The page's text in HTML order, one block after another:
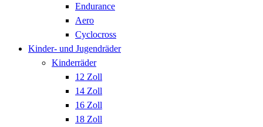
Endurance
Aero
Cyclocross
Kinder- und Jugendräder
Kinderräder
12 Zoll
14 Zoll
16 Zoll
18 Zoll